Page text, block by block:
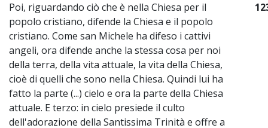
Poi, riguardando ciò che è nella Chiesa per il
popolo cristiano, difende la Chiesa e il popolo
cristiano. Come san Michele ha difeso i cattivi
angeli, ora difende anche la stessa cosa per noi
della terra, della vita attuale, la vita della Chiesa,
cioè di quelli che sono nella Chiesa. Quindi lui ha
fatto la parte (...) cielo e ora la parte della Chiesa
attuale. E terzo: in cielo presiede il culto
dell'adorazione della Santissima Trinità e offre a